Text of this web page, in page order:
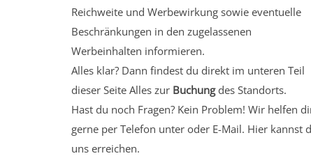
Reichweite und Werbewirkung sowie eventuelle
Beschränkungen in den zugelassenen
Werbeinhalten informieren.
Alles klar? Dann findest du direkt im unteren Teil
dieser Seite Alles zur Buchungdes Standorts.
Hast du noch Fragen? Kein Problem! Wir helfen
gerne per Telefon unter oder E-Mail. Hier kannst
uns erreichen.